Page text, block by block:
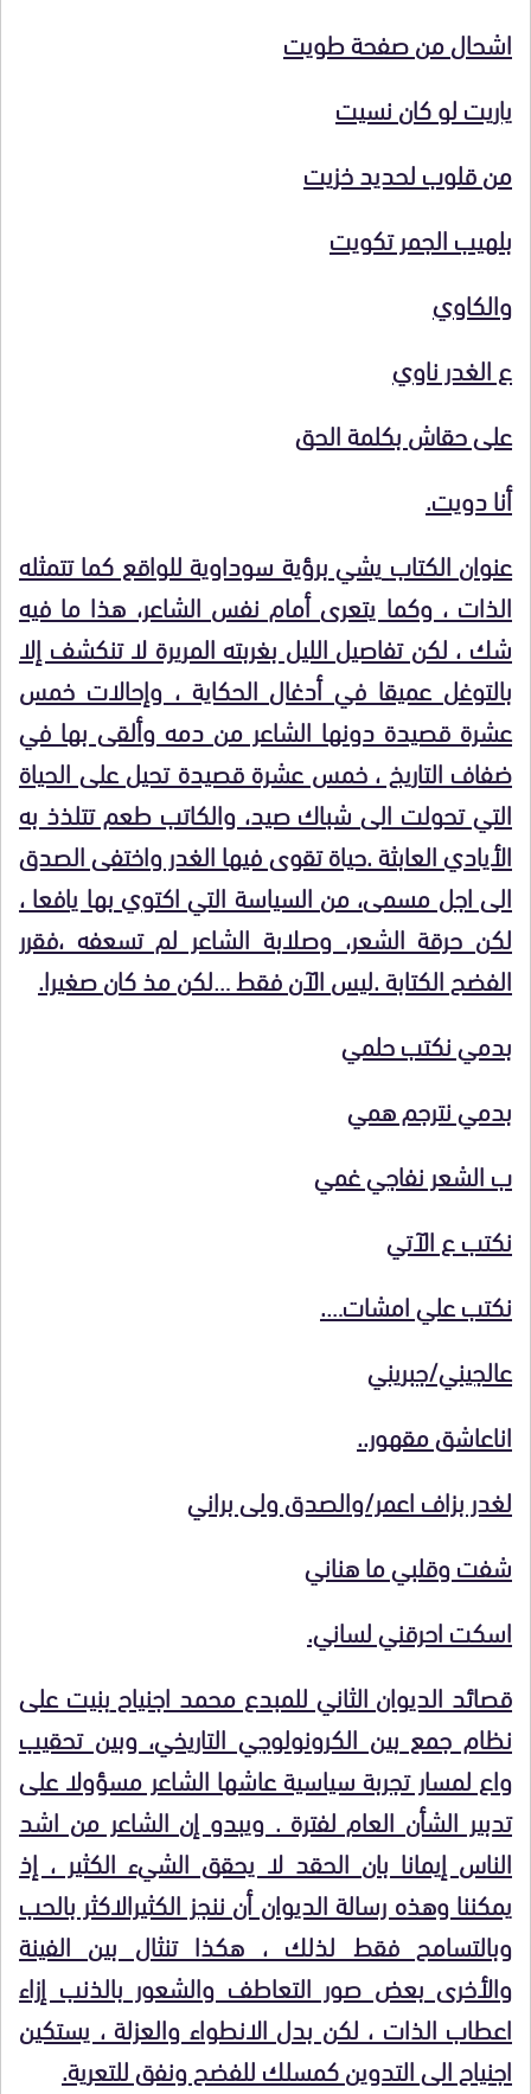
اشحال من صفحة طويت
ياريت لو كان نسيت
من قلوب لحديد خزيت
بلهيب الجمر تكويت
والكاوي
ع الغدر ناوي
على حقاش بكلمة الحق
أنا دويت.
عنوان الكتاب يشي برؤية سوداوية للواقع كما تتمثله
الذات ، وكما يتعرى أمام نفس الشاعر، هذا ما فيه
شك ، لكن تفاصيل الليل بغربته المريرة لا تنكشف إلا
بالتوغل عميقا في أدغال الحكاية ، وإحالات خمس
عشرة قصيدة دونها الشاعر من دمه وألقى بها في
ضفاف التاريخ ، خمس عشرة قصيدة تحيل على الحياة
التي تحولت الى شباك صيد، والكاتب طعم تتلذذ به
الأيادي العابثة .حياة تقوى فيها الغدر واختفى الصدق
الى اجل مسمى، من السياسة التي اكتوي بها يافعا ،
لكن حرقة الشعر، وصلابة الشاعر لم تسعفه ،فقرر
الفضح الكتابة .ليس الآن فقط …لكن مذ كان صغيرا.
بدمي نكتب حلمي
بدمي نترجم همي
ب الشعر نفاجي غمي
نكتب ع الآتي
نكتب علي امشات….
عالجيني/جبريني
اناعاشق مقهور..
لغدر بزاف اعمر/والصدق ولى براني
شفت وقلبي ما هناني
اسكت احرقني لساني.
قصائد الديوان الثاني للمبدع محمد اجنياحبنيت على
نظام جمع بين الكرونولوجي التاريخي، وبين تحقيب
واع لمسار تجربة سياسية عاشها الشاعر مسؤولا على
تدبير الشأن العام لفترة . ويبدو إن الشاعر من اشد
الناس إيمانا بان الحقد لا يحقق الشيء الكثير ، إذ
يمكننا وهذه رسالة الديوان أن ننجز الكثيرالاكثر بالحب
وبالتسامح فقط لذلك ، هكذا تنثال بين الفينة
والأخرى بعض صور التعاطف والشعور بالذنب إزاء
اعطاب الذات ، لكن بدل الانطواء والعزلة ، يستكين
اجنياح الى التدوين كمسلك للفضح ونفق للتعرية.